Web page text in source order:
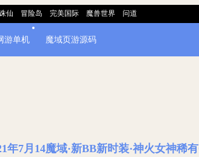
仙 冒险岛 完美国际 魔兽世界 问道
游单机 魔域页游源码
年7月14魔域·新BB新时装·神火女神稀